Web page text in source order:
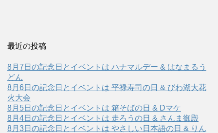
最近の投稿
8月7日の記念日とイベントは ハナマルデー & はなまるう
どん
8月6日の記念日とイベントは 平禄寿司の日 & びわ湖大花
火大会
8月5日の記念日とイベントは 箱そばの日 & Dマケ
8月4日の記念日とイベントは 走ろうの日 & さんま御殿
8月3日の記念日とイベントは やさしい日本語の日 & りん